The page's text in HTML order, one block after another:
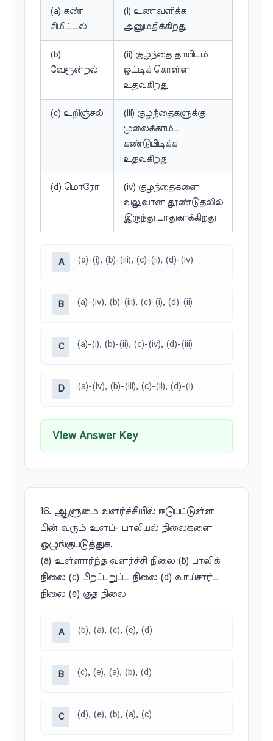
(a) கண்
சிமிட்டல்
(i) உணவளிக்க
அனுமதிக்கிறது
(b)
வேரூன்றல்
(ii) குழந்தை தாயிடம்
ஒட்டிக் கொள்ள
உதவுகிறது
(c) உறிஞ்சல்
(iii) குழந்தைகளுக்கு
முலைக்காம்பு
கண்டுபிடிக்க
உதவுகிறது
(d) மொரோ
(iv) குழந்தைகளை
வலுவான தூண்டுதலில்
இருந்து பாதுகாக்கிறது
A (a)-(i), (b)-(iii), (c)-(ii), (d)-(iv)
B (a)-(iv), (b)-(iii), (c)-(i), (d)-(ii)
C (a)-(i), (b)-(ii), (c)-(iv), (d)-(iii)
D (a)-(iv), (b)-(iii), (c)-(ii), (d)-(i)
View Answer Key
16. ஆளுமை வளர்ச்சியில் ஈடுபட்டுள்ள
பின் வரும் உளப்- பாலியல் நிலைகளை
ஒழுங்குபடுத்துக.
(a) உள்ளார்ந்த வளர்ச்சி நிலை (b) பாலிக்
நிலை (c) பிறப்புறுப்பு நிலை (d) வாய்சார்பு
நிலை (e) குத நிலை
A (b), (a), (c), (e), (d)
B (c), (e), (a), (b), (d)
C (d), (e), (b), (a), (c)